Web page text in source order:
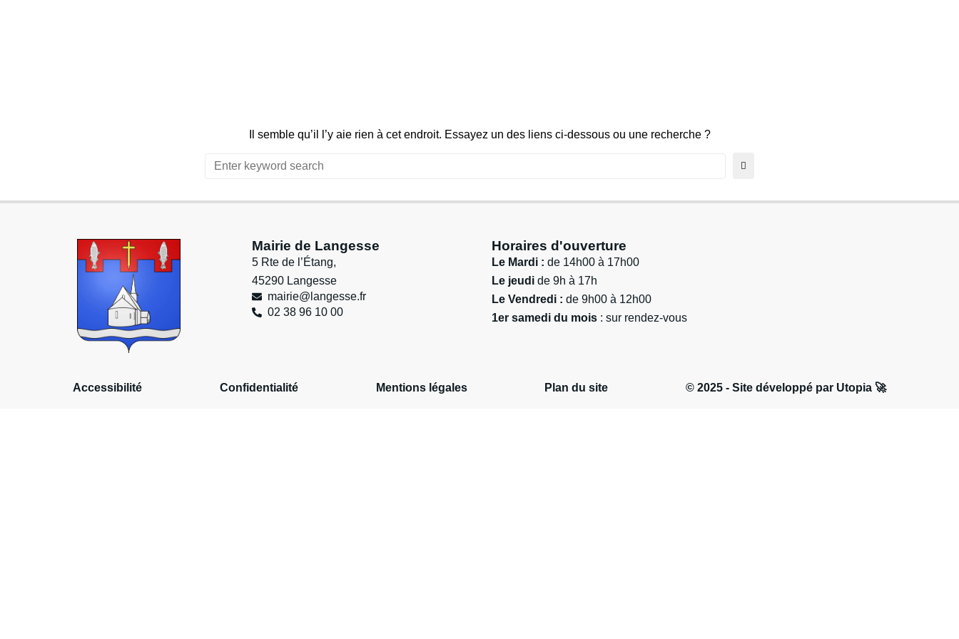
Il semble qu’il l’y aie rien à cet endroit. Essayez un des liens ci-dessous ou une recherche ?
Mairie de Langesse
5 Rte de l’Étang,
45290 Langesse
mairie@langesse.fr
02 38 96 10 00
Horaires d'ouverture
Le Mardi : de 14h00 à 17h00
Le jeudide 9h à 17h
Le Vendredi : de 9h00 à 12h00
1er samedi du mois: sur rendez-vous
Accessibilité Confidentialité Mentions légales Plan du site © 2025 - Site développé par Utopia 🚀